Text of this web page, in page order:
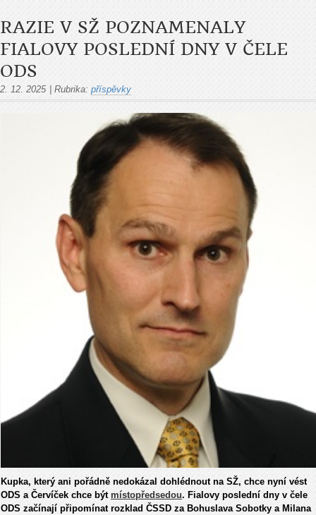
RAZIE V SŽ POZNAMENALY
FIALOVY POSLEDNÍ DNY V ČELE
ODS
2. 12. 2025 | Rubrika: příspěvky
Kupka, který ani pořádně nedokázal dohlédnout na SŽ, chce nyní vést
ODS a Červíček chce být místopředsedou. Fialovy poslední dny v čele
ODS začínají připomínat rozklad ČSSD za Bohuslava Sobotky a Milana